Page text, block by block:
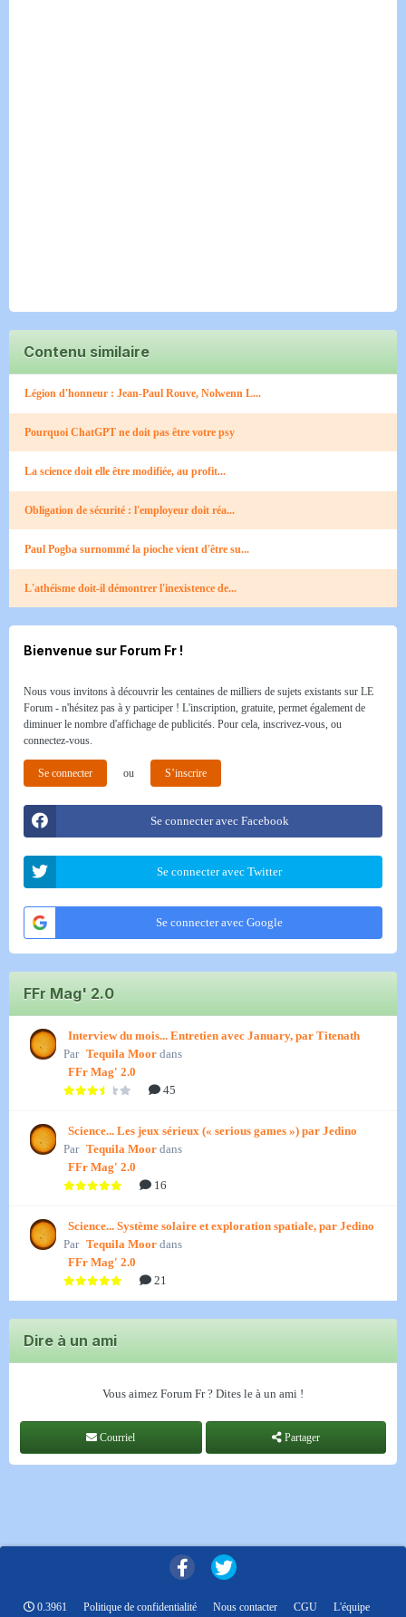
Contenu similaire
Légion d'honneur : Jean-Paul Rouve, Nolwenn L...
Pourquoi ChatGPT ne doit pas être votre psy
La science doit elle être modifiée, au profit...
Obligation de sécurité : l'employeur doit réa...
Paul Pogba surnommé la pioche vient d'être su...
L'athéisme doit-il démontrer l'inexistence de...
Bienvenue sur Forum Fr !
Nous vous invitons à découvrir les centaines de milliers de sujets existants sur LE
Forum - n'hésitez pas à y participer ! L'inscription, gratuite, permet également de
diminuer le nombre d'affichage de publicités. Pour cela, inscrivez-vous, ou
connectez-vous.
Se connecter ou S’inscrire
Se connecter avec Facebook
Se connecter avec Twitter
Se connecter avec Google
FFr Mag' 2.0
Interview du mois... Entretien avec January, par Titenath
Par Tequila Moor dans
FFr Mag' 2.0
45
Science... Les jeux sérieux (« serious games ») par Jedino
Par Tequila Moor dans
FFr Mag' 2.0
16
Science... Système solaire et exploration spatiale, par Jedino
Par Tequila Moor dans
FFr Mag' 2.0
21
Dire à un ami
Vous aimez Forum Fr ? Dites le à un ami !
Courriel Partager
0.3961 Politique de confidentialité Nous contacter CGU L'équipe